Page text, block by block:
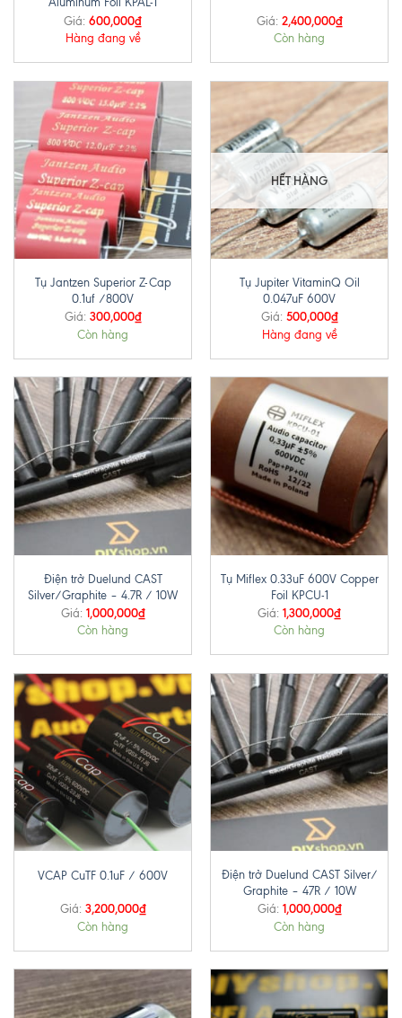
Giá: 600,000₫
Hàng đang về
Giá: 2,400,000₫
Còn hàng
Tụ Jantzen Superior Z-Cap
0.1uf /800V
Giá: 300,000₫
Còn hàng
HẾT HÀNG
Tụ Jupiter VitaminQ Oil
0.047uF 600V
Giá: 500,000₫
Hàng đang về
Điện trở Duelund CAST
Silver/Graphite – 4.7R / 10W
Giá: 1,000,000₫
Còn hàng
Tụ Miflex 0.33uF 600V Copper
Foil KPCU-1
Giá: 1,300,000₫
Còn hàng
VCAP CuTF 0.1uF / 600V
Giá: 3,200,000₫
Còn hàng
Điện trở Duelund CAST Silver/
Graphite – 47R / 10W
Giá: 1,000,000₫
Còn hàng